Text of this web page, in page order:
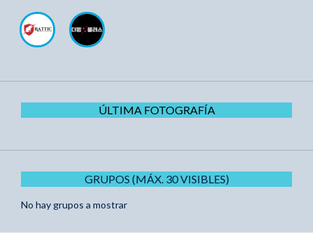
ÚLTIMA FOTOGRAFÍA
GRUPOS (MÁX. 30 VISIBLES)
No hay grupos a mostrar